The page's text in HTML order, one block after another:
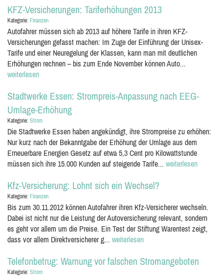
KFZ-Versicherungen: Tariferhöhungen 2013
Kategorie: Finanzen
Autofahrer müssen sich ab 2013 auf höhere Tarife in ihren KFZ-
Versicherungen gefasst machen: Im Zuge der Einführung der Unisex-
Tarife und einer Neuregelung der Klassen, kann man mit deutlichen
Erhöhungen rechnen – bis zum Ende November können Auto...
weiterlesen
Stadtwerke Essen: Strompreis-Anpassung nach EEG-
Umlage-Erhöhung
Kategorie: Strom
Die Stadtwerke Essen haben angekündigt, ihre Strompreise zu erhöhen:
Nur kurz nach der Bekanntgabe der Erhöhung der Umlage aus dem
Erneuerbare Energien Gesetz auf etwa 5,3 Cent pro Kilowattstunde
müssen sich ihre 15.000 Kunden auf steigende Tarife... weiterlesen
Kfz-Versicherung: Lohnt sich ein Wechsel?
Kategorie: Finanzen
Bis zum 30.11.2012 können Autofahrer ihren Kfz-Versicherer wechseln.
Dabei ist nicht nur die Leistung der Autoversicherung relevant, sondern
es geht vor allem um die Preise. Ein Test der Stiftung Warentest zeigt,
dass vor allem Direktversicherer g... weiterlesen
Telefonbetrug: Warnung vor falschen Stromangeboten
Kategorie: Strom